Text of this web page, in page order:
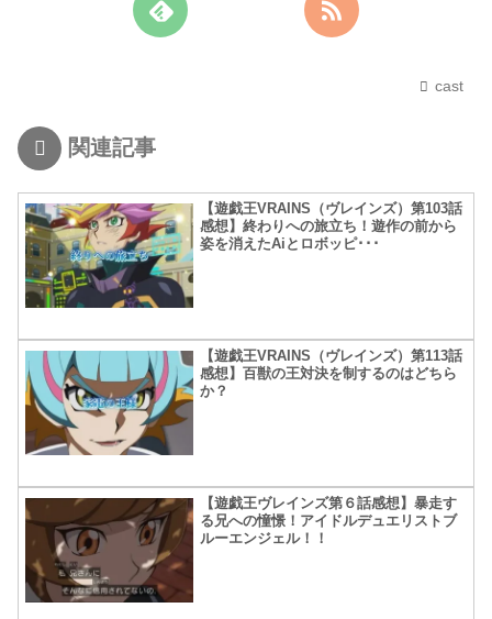
cast
関連記事
【遊戯王VRAINS（ヴレインズ）第103話
感想】終わりへの旅立ち！遊作の前から
姿を消えたAiとロボッピ･･･
【遊戯王VRAINS（ヴレインズ）第113話
感想】百獣の王対決を制するのはどちら
か？
【遊戯王ヴレインズ第６話感想】暴走す
る兄への憧憬！アイドルデュエリストブ
ルーエンジェル！！